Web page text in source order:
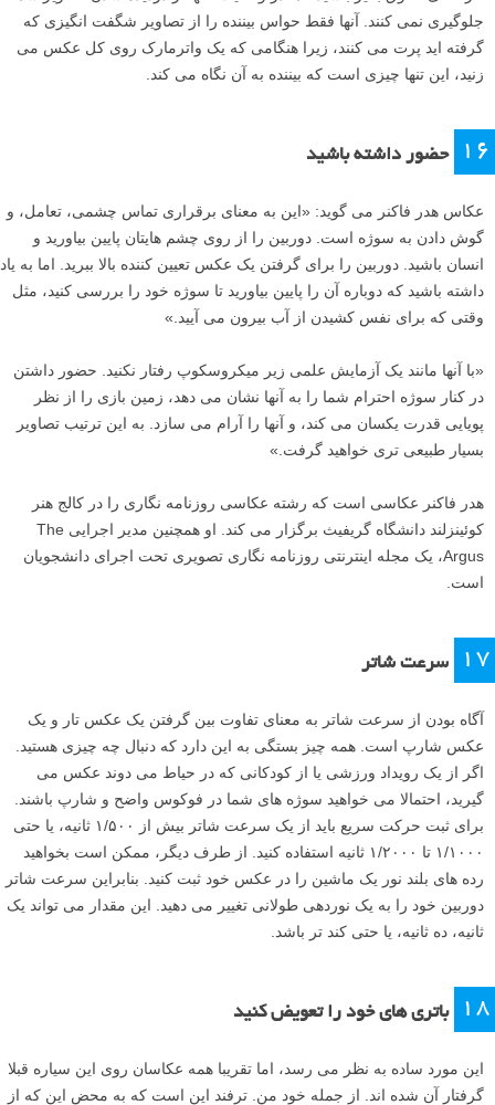
جلوگیری نمی کنند. آنها فقط حواس بیننده را از تصاویر شگفت انگیزی که
گرفته اید پرت می کنند، زیرا هنگامی که یک واترمارک روی کل عکس می
زنید، این تنها چیزی است که بیننده به آن نگاه می کند.
۱۶ حضور داشته باشید
عکاس هدر فاکنر می گوید: «این به معنای برقراری تماس چشمی، تعامل، و
گوش دادن به سوژه است. دوربین را از روی چشم هایتان پایین بیاورید و
انسان باشید. دوربین را برای گرفتن یک عکس تعیین کننده بالا ببرید. اما به یاد
داشته باشید که دوباره آن را پایین بیاورید تا سوژه خود را بررسی کنید، مثل
وقتی که برای نفس کشیدن از آب بیرون می آیید.»
«با آنها مانند یک آزمایش علمی زیر میکروسکوپ رفتار نکنید. حضور داشتن
در کنار سوژه احترام شما را به آنها نشان می دهد، زمین بازی را از نظر
پویایی قدرت یکسان می کند، و آنها را آرام می سازد. به این ترتیب تصاویر
بسیار طبیعی تری خواهید گرفت.»
هدر فاکنر عکاسی است که رشته عکاسی روزنامه نگاری را در کالج هنر
کوئینزلند دانشگاه گریفیث برگزار می کند. او همچنین مدیر اجرایی The
Argus، یک مجله اینترنتی روزنامه نگاری تصویری تحت اجرای دانشجویان
است.
۱۷ سرعت شاتر
آگاه بودن از سرعت شاتر به معنای تفاوت بین گرفتن یک عکس تار و یک
عکس شارپ است. همه چیز بستگی به این دارد که دنبال چه چیزی هستید.
اگر از یک رویداد ورزشی یا از کودکانی که در حیاط می دوند عکس می
گیرید، احتمالا می خواهید سوژه های شما در فوکوس واضح و شارپ باشند.
برای ثبت حرکت سریع باید از یک سرعت شاتر بیش از ۱/۵۰۰ ثانیه، یا حتی
۱/۱۰۰۰ تا ۱/۲۰۰۰ ثانیه استفاده کنید. از طرف دیگر، ممکن است بخواهید
رده های بلند نور یک ماشین را در عکس خود ثبت کنید. بنابراین سرعت شاتر
دوربین خود را به یک نوردهی طولانی تغییر می دهید. این مقدار می تواند یک
ثانیه، ده ثانیه، یا حتی کند تر باشد.
۱۸ باتری های خود را تعویض کنید
این مورد ساده به نظر می رسد، اما تقریبا همه عکاسان روی این سیاره قبلا
گرفتار آن شده اند. از جمله خود من. ترفند این است که به محض این که از